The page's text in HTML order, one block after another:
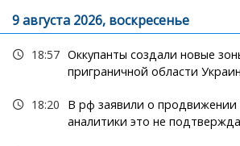
9 августа 2026, воскресенье
18:57 Оккупанты создали новые
приграничной области
18:20
В рф заявили о продвижении
аналитики это не